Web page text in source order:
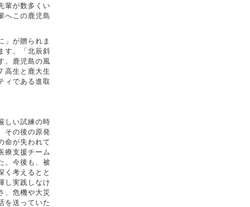
輩が数多くい
へこの鹿児島
」が贈られま
す。「北辰斜
。鹿児島の風
高生と鹿大生
ィである進取
しい試練の時
その後の原発
命が失われて
療支援チーム
。今後も、被
く考えるとと
し実践しなけ
、危機や大災
を送っていた